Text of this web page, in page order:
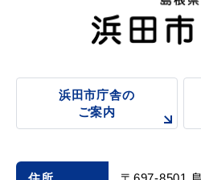
浜田市庁舎の
ご案内